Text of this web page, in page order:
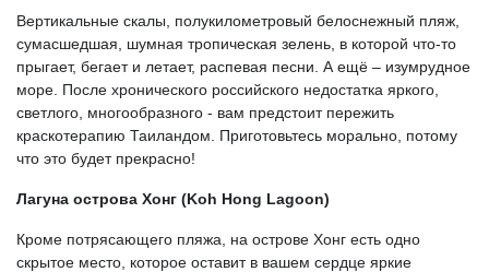
Вертикальные скалы, полукилометровый белоснежный пляж,
сумасшедшая, шумная тропическая зелень, в которой что-то
прыгает, бегает и летает, распевая песни. А ещё – изумрудное
море. После хронического российского недостатка яркого,
светлого, многообразного - вам предстоит пережить
краскотерапию Таиландом. Приготовьтесь морально, потому
что это будет прекрасно!
Лагуна острова Хонг (Koh Hong Lagoon)
Кроме потрясающего пляжа, на острове Хонг есть одно
скрытое место, которое оставит в вашем сердце яркие